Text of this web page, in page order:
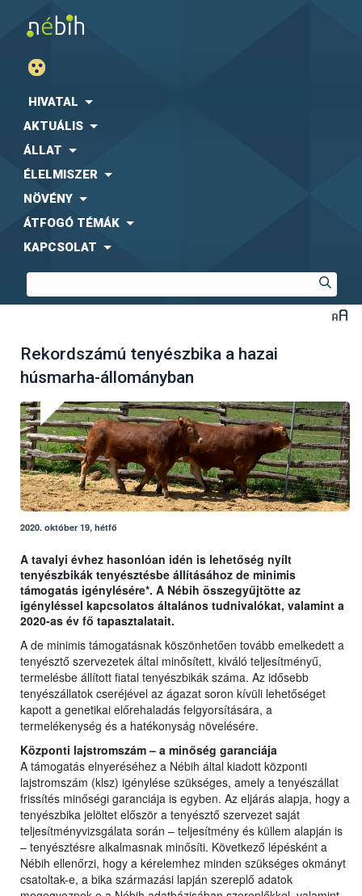
HIVATAL
AKTUÁLIS
ÁLLAT
ÉLELMISZER
NÖVÉNY
ÁTFOGÓ TÉMÁK
KAPCSOLAT
Rekordszámú tenyészbika a hazai
húsmarha-állományban
2020. október 19, hétfő
A tavalyi évhez hasonlóan idén is lehetőség nyílt
tenyészbikák tenyésztésbe állításához de minimis
támogatás igénylésére*. A Nébih összegyűjtötte az
igényléssel kapcsolatos általános tudnivalókat, valamint a
2020-as év fő tapasztalatait.
A de minimis támogatásnak köszönhetően tovább emelkedett a
tenyésztő szervezetek által minősített, kiváló teljesítményű,
termelésbe állított fiatal tenyészbikák száma. Az idősebb
tenyészállatok cseréjével az ágazat soron kívüli lehetőséget
kapott a genetikai előrehaladás felgyorsítására, a
termelékenység és a hatékonyság növelésére.
Központi lajstromszám – a minőség garanciája
A támogatás elnyeréséhez a Nébih által kiadott központi
lajstromszám (klsz) igénylése szükséges, amely a tenyészállat
frissítés minőségi garanciája is egyben. Az eljárás alapja, hogy a
tenyészbika jelöltet először a tenyésztő szervezet saját
teljesítményvizsgálata során – teljesítmény és küllem alapján is
– tenyésztésre alkalmasnak minősíti. Következő lépésként a
Nébih ellenőrzi, hogy a kérelemhez minden szükséges okmányt
csatoltak-e, a bika származási lapján szereplő adatok